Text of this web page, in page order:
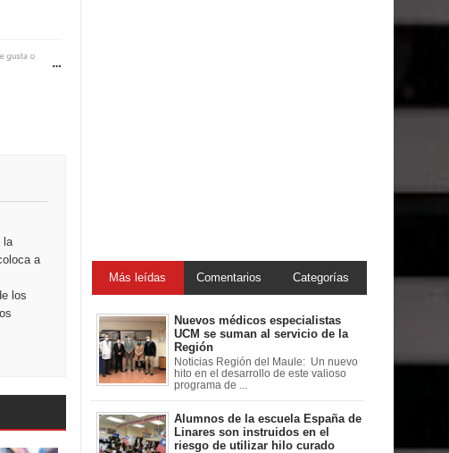
la
a
los
Más leídas Comentarios Categorías
Nuevos médicos especialistas
UCM se suman al servicio de la
Región
Noticias Región del Maule: Un nuevo
hito en el desarrollo de este valioso
programa de ...
Alumnos de la escuela España de
Linares son instruidos en el
riesgo de utilizar hilo curado